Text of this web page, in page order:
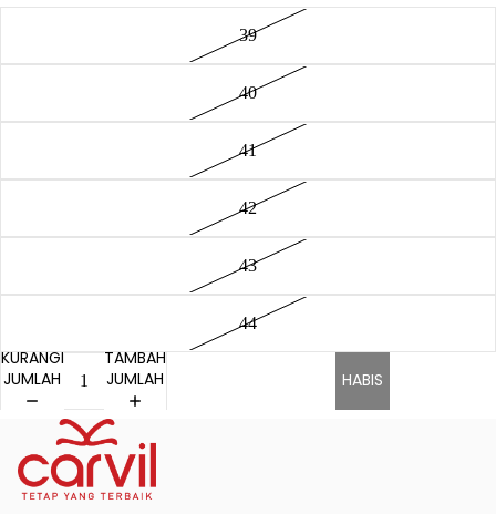
39
40
41
42
43
44
KURANGI
JUMLAH
TAMBAH
JUMLAH
HABIS